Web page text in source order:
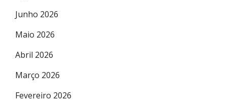
Junho 2026
Maio 2026
Abril 2026
Março 2026
Fevereiro 2026